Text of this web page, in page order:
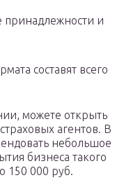
принадлежности и
составят всего
можете открыть
агентов. В
небольшое
бизнеса такого
150 000 руб.